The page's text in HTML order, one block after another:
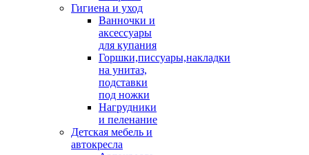
Гигиена и уход
Ванночки и
аксессуары
для купания
Горшки,писсуары,накладки
на унитаз,
подставки
под ножки
Нагрудники
и пеленание
Детская мебель и
автокресла